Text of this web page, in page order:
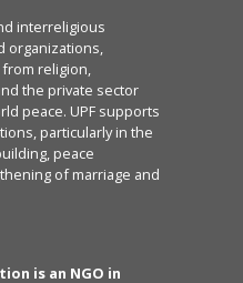
interreligious
organizations,
religion,
the private sector
peace. UPF supports
particularly in the
peace
of marriage and
is an NGO in